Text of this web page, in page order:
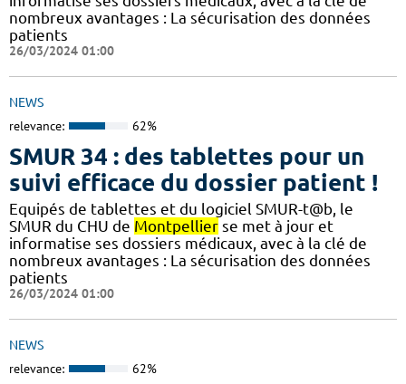
nombreux avantages : ​​La sécurisation des données
patients
26/03/2024 01:00
NEWS
relevance: 62%
SMUR 34 : des tablettes pour un
suivi efficace du dossier patient !
​​Equipés de tablettes et du logiciel SMUR-t@b, le
SMUR du CHU de Montpellier se met à jour et
informatise ses dossiers médicaux, avec à la clé de
nombreux avantages : ​​La sécurisation des données
patients
26/03/2024 01:00
NEWS
relevance: 62%